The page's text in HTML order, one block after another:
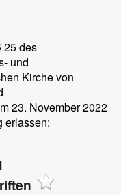
25 des
und
Kirche von
23. November 2022
erlassen: